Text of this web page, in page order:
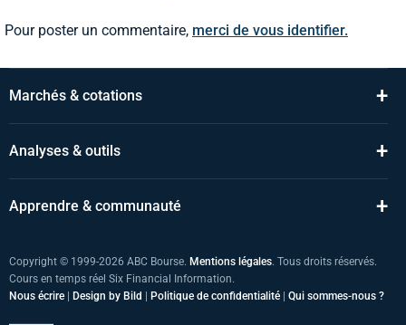
Pour poster un commentaire, merci de vous identifier.
Marchés & cotations +
Analyses & outils +
Apprendre & communauté +
Copyright © 1999-2026 ABC Bourse. Mentions légales. Tous droits réservés.
Cours en temps réel Six Financial Information.
Nous écrire | Design by Bild | Politique de confidentialité | Qui sommes-nous ?